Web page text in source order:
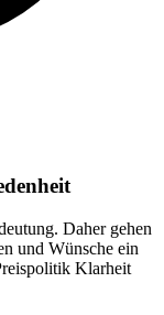
Daher gehen
und Wünsche ein
Klarheit